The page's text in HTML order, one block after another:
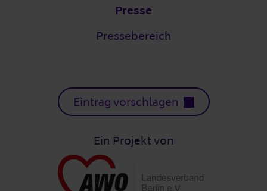
Presse
Pressebereich
Eintrag vorschlagen
Ein Projekt von